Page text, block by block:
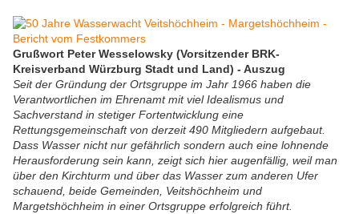
Grußwort Peter Wesselowsky (Vorsitzender BRK-
Kreisverband Würzburg Stadt und Land) - Auszug
Seit der Gründung der Ortsgruppe im Jahr 1966 haben die
Verantwortlichen im Ehrenamt mit viel Idealismus und
Sachverstand in stetiger Fortentwicklung eine
Rettungsgemeinschaft von derzeit 490 Mitgliedern aufgebaut.
Dass Wasser nicht nur gefährlich sondern auch eine lohnende
Herausforderung sein kann, zeigt sich hier augenfällig, weil man
über den Kirchturm und über das Wasser zum anderen Ufer
schauend, beide Gemeinden, Veitshöchheim und
Margetshöchheim in einer Ortsgruppe erfolgreich führt.